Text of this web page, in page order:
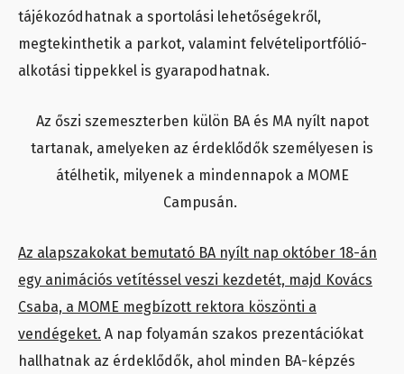
tájékozódhatnak a sportolási lehetőségekről,
megtekinthetik a parkot, valamint felvételiportfólió-
alkotási tippekkel is gyarapodhatnak.
Az őszi szemeszterben külön BA és MA nyílt napot
tartanak, amelyeken az érdeklődők személyesen is
átélhetik, milyenek a mindennapok a MOME
Campusán.
Az alapszakokat bemutató BA nyílt nap október 18-án
egy animációs vetítéssel veszi kezdetét, majd Kovács
Csaba, a MOME megbízott rektora köszönti a
vendégeket. A nap folyamán szakos prezentációkat
hallhatnak az érdeklődők, ahol minden BA-képzés